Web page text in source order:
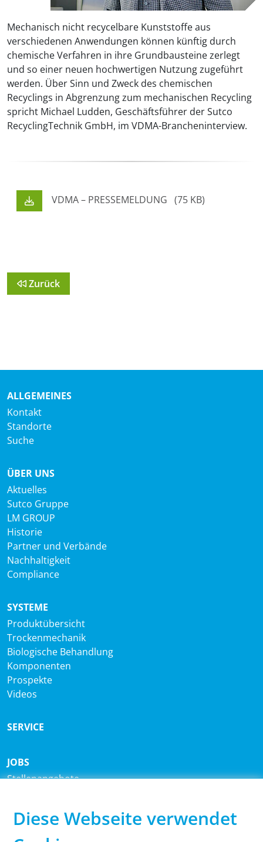
Diese Webseite verwendet
Mechanisch nicht recycelbare Kunststoffe aus
verschiedenen Anwendungen können künftig durch
chemische Verfahren in ihre Grundbausteine zerlegt
und so einer neuen hochwertigen Nutzung zugeführt
werden. Über Sinn und Zweck des chemischen
Recyclings in Abgrenzung zum mechanischen Recycling
spricht Michael Ludden, Geschäftsführer der Sutco
RecyclingTechnik GmbH, im VDMA-Brancheninterview.
VDMA – PRESSEMELDUNG (75 KB)
Zurück
ALLGEMEINES
Kontakt
Standorte
Suche
ÜBER UNS
Aktuelles
Sutco Gruppe
LM GROUP
Historie
Partner und Verbände
Nachhaltigkeit
Compliance
SYSTEME
Produktübersicht
Trockenmechanik
Biologische Behandlung
Komponenten
Prospekte
Videos
SERVICE
JOBS
Stellenangebote